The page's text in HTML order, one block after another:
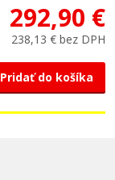
292,90 €
238,13 € bez DPH
Pridať do košíka